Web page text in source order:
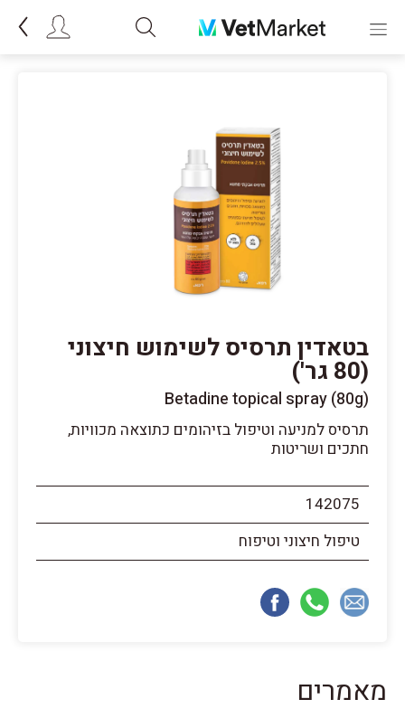
בטאדין תרסיס לשימוש חיצוני
(80 גר')
Betadine topical spray (80g)
תרסיס למניעה וטיפול בזיהומים כתוצאה מכוויות,
חתכים ושריטות
142075
טיפול חיצוני וטיפוח
מאמרים